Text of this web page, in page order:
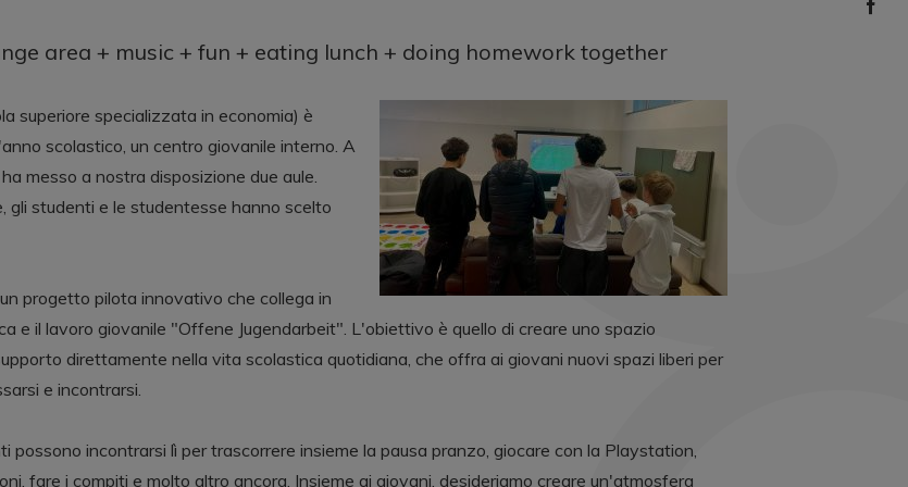
area + music + fun + eating lunch + doing homework together
superiore specializzata in economia) è
scolastico, un centro giovanile interno. A
messo a nostra disposizione due aule.
gli studenti e le studentesse hanno scelto
progetto pilota innovativo che collega in
e il lavoro giovanile "Offene Jugendarbeit". L'obiettivo è quello di creare uno spazio
direttamente nella vita scolastica quotidiana, che offra ai giovani nuovi spazi liberi per
e incontrarsi.
possono incontrarsi lì per trascorrere insieme la pausa pranzo, giocare con la Playstation,
fare i compiti e molto altro ancora. Insieme ai giovani, desideriamo creare un'atmosfera